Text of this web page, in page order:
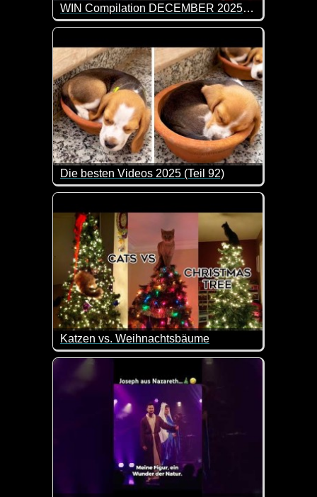
WIN Compilation DECEMBER 2025 Edition
75 der besten Video-Clips des Monats November
Die besten Videos 2025 (Teil 92)
Eine tolle Zusammenstellung von lustigen
Katzen vs. Weihnachtsbäume